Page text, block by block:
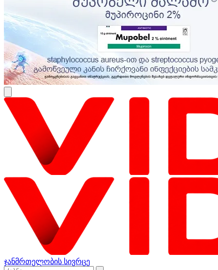
ჯანმრთელობის სივრცე